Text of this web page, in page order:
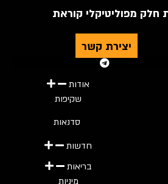
יצירת קשר
אודות
שקיפות
סדנאות
חדשות
בריאות
מיניות